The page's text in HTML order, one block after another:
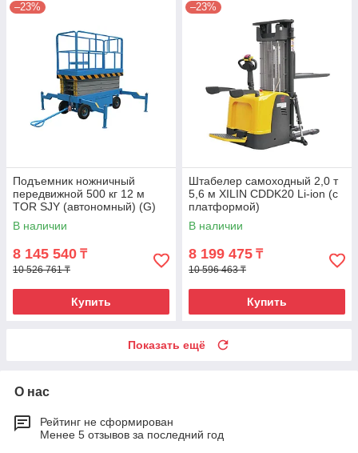
–23%
Подъемник ножничный
передвижной 500 кг 12 м
TOR SJY (автономный) (G)
В наличии
8 145 540 ₸
10 526 761 ₸
Купить
–23%
Штабелер самоходный 2,0 т
5,6 м XILIN CDDK20 Li-ion (с
платформой)
В наличии
8 199 475 ₸
10 596 463 ₸
Купить
Показать ещё
О нас
Рейтинг не сформирован
Менее 5 отзывов за последний год